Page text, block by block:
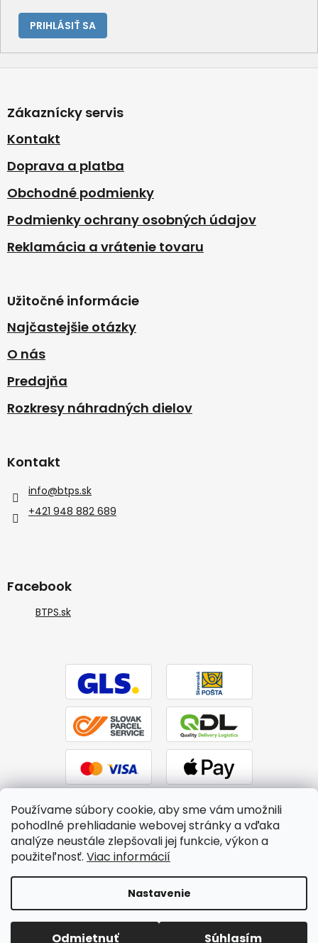
Používame súbory cookie, aby sme vám umožnili
pohodlné prehliadanie webovej stránky a vďaka
analýze neustále zlepšovali jej funkcie, výkon a
použiteľnosť. Viac informácií
Nastavenie
Odmietnuť Súhlasím
u
PRIHLÁSIŤ SA
Z
p
ä
e
Zákaznícky servis
Kontakt
Doprava a platba
Obchodné podmienky
Podmienky ochrany osobných údajov
Reklamácia a vrátenie tovaru
Užitočné informácie
Najčastejšie otázky
O nás
Predajňa
Rozkresy náhradných dielov
Kontakt
info@btps.sk
+421 948 882 689
Facebook
BTPS.sk
Copyright 2026BTPS.sk. Všetky práva vyhradené.Upraviť
nastavenie cookies